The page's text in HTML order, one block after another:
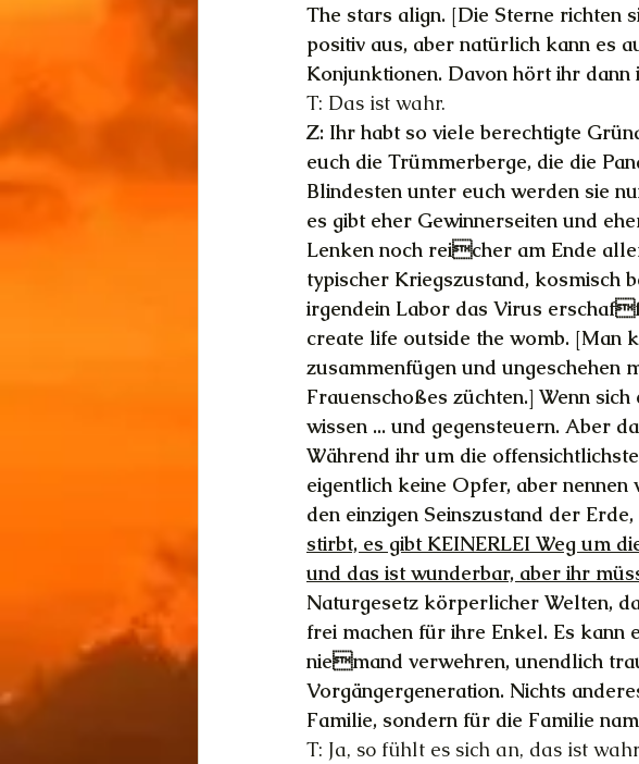
The stars align. [Die Sterne richten
positiv aus, aber natürlich kann es
Konjunktionen. Davon hört ihr dann
T: Das ist wahr.
Z: Ihr habt so viele berechtigte
euch die Trümmerberge, die die
Blindesten unter euch werden sie
es gibt eher Gewinnerseiten und
Lenken noch reicher am Ende
typischer Kriegszustand, kosmisch
irgendein Labor das Virus
create life outside the womb. [Man
zusammenfügen und ungeschehen
Frauenschoßes züchten.] Wenn
wissen ... und gegensteuern. Aber
Während ihr um die
eigentlich keine Opfer, aber
den einzigen Seinszustand der
stirbt, es gibt KEINERLEI Weg um
und das ist wunderbar, aber ihr
Naturgesetz körperlicher Welten,
frei machen für ihre Enkel. Es
niemand verwehren, unendlich
Vorgängergeneration. Nichts
Familie, sondern für die Familie
T: Ja, so fühlt es sich an, das ist